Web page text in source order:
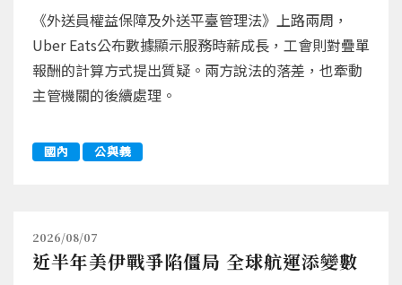
《外送員權益保障及外送平臺管理法》上路兩周，
Uber Eats公布數據顯示服務時薪成長，工會則對疊單
報酬的計算方式提出質疑。兩方說法的落差，也牽動
主管機關的後續處理。
國內 公與義
2026/08/07
近半年美伊戰爭陷僵局 全球航運添變數